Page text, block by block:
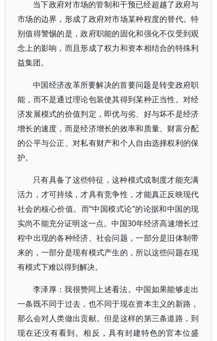
当下政府对市场的管制和干预已经超越了政府与
市场的边界，形成了政府对市场某种程度的替代。特
别值得警惕的是，政府职能的固化和强化不仅受到观
念上的影响，而且形成了权力和资本相结合的特殊利
益集团。
中国经济改革所要解决的首要问题是转变政府职
能，而不是通过理论包装使其得到某种正当性。对经
济发展模式的价值判定，即优与劣、好与坏不是经济
增长的速度，而是经济增长的效率和质量、财富分配
的公平与公正、对私有财产和个人自由选择权利的保
护。
只有具备了这些特征，这种模式或制度才能充满
活力，才可持续，才具有竞争性，才能真正反映现代
社会的核心价值。而“中国模式论”的论据和中国的现
实尚不能充分证明这一点。中国30年经济高速增长过
程中出现的各种经济、社会问题，一部分是旧体制带
来的，一部分是现有模式产生的，所以这些问题在现
有模式下难以得到解决。
李泽厚：我很赞同上述看法。中国如果能够走出
一条既不同于过去，也不同于现在资本主义的新路，
那么会对人类做出贡献。但是这样的第三条道路，到
现在还没有看到。相反，具有封建特色的官本位盛